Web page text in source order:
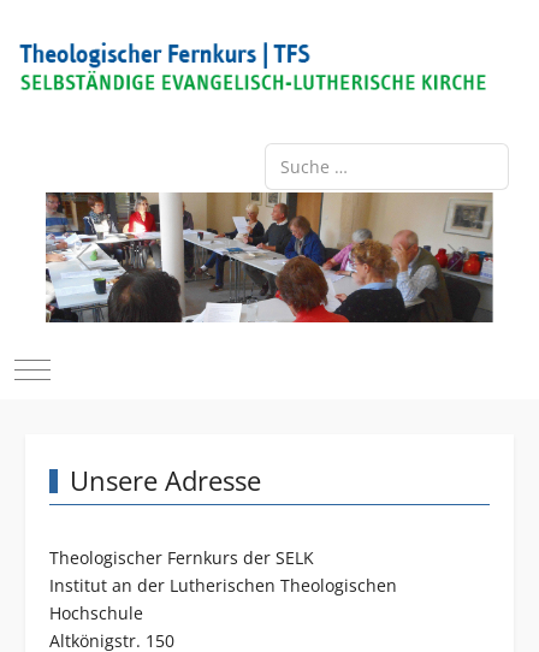
Suchen
Mobile Menu Toggle
Unsere Adresse
Theologischer Fernkurs der SELK
Institut an der Lutherischen Theologischen
Hochschule
Altkönigstr. 150